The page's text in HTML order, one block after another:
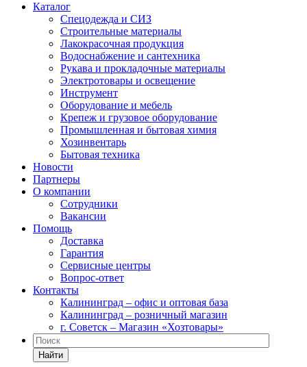
Каталог
Спецодежда и СИЗ
Строительные материалы
Лакокрасочная продукция
Водоснабжение и сантехника
Рукава и прокладочные материалы
Электротовары и освещение
Инструмент
Оборудование и мебель
Крепеж и грузовое оборудование
Промышленная и бытовая химия
Хозинвентарь
Бытовая техника
Новости
Партнеры
О компании
Сотрудники
Вакансии
Помощь
Доставка
Гарантия
Сервисные центры
Вопрос-ответ
Контакты
Калининград – офис и оптовая база
Калининград – розничный магазин
г. Советск – Магазин «Хозтовары»
Найти